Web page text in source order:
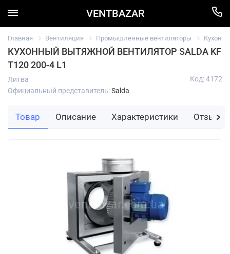
VENTBAZAR
Главная Вентиляция Промышленные вентиляторы
КУХОННЫЙ ВЫТЯЖНОЙ ВЕНТИЛЯТОР SALDA KF
T120 200-4 L1
Литва
Официальный представитель:Salda
Код: 4172
Товар Описание Характеристики Отзывы